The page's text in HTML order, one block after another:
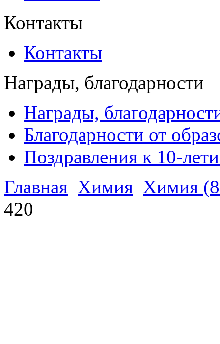
Контакты
Контакты
Награды, благодарности
Награды,
Благодарности от
Поздравления к 10-
Главная Химия Химия
420